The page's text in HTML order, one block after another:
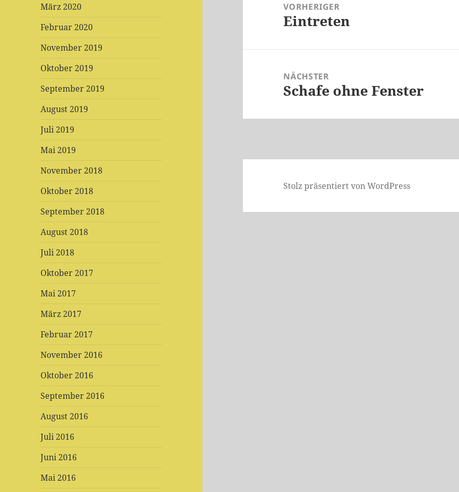
März 2020
Februar 2020
November 2019
Oktober 2019
September 2019
August 2019
Juli 2019
Mai 2019
November 2018
Oktober 2018
September 2018
August 2018
Juli 2018
Oktober 2017
Mai 2017
März 2017
Februar 2017
November 2016
Oktober 2016
September 2016
August 2016
Juli 2016
Juni 2016
Mai 2016
VORHERIGER
Vorheriger
Eintreten
NÄCHSTER
Nächster
Schafe ohne Fenster
Stolz präsentiert von WordPress